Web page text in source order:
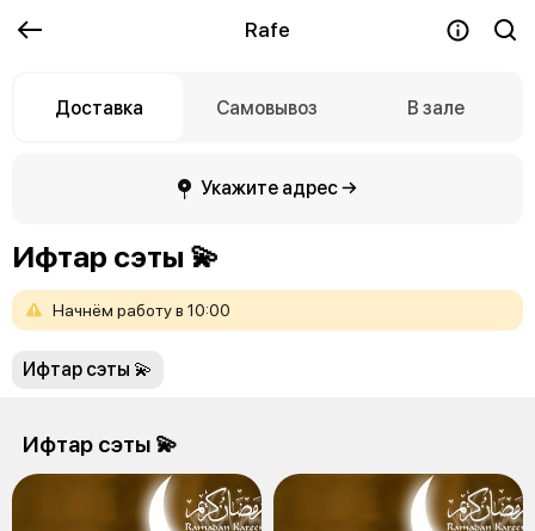
Rafe
Доставка Самовывоз В зале
Укажите адрес →
Ифтар сэты 💫
Начнём работув 10:00
Ифтар сэты 💫
Ифтар сэты 💫